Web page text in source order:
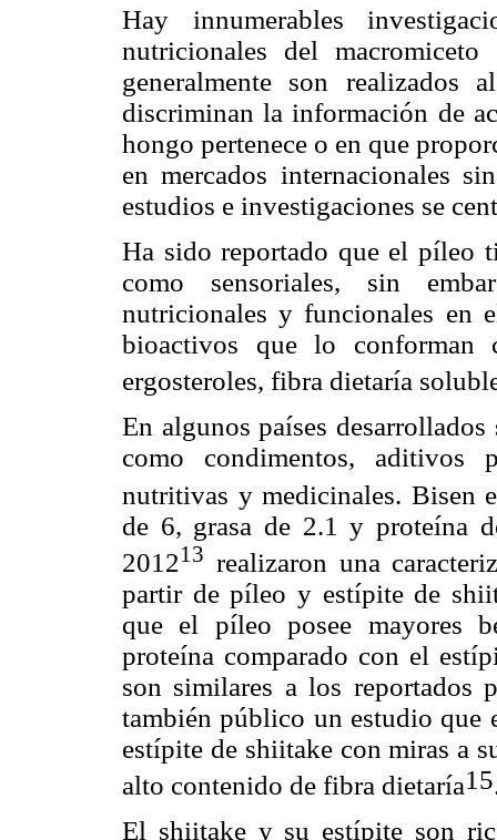
Hay innumerables
nutricionales del
generalmente son
discriminan la información de
hongo pertenece o en que
en mercados internacionales
estudios e investigaciones se
Ha sido reportado que el píleo
como sensoriales, sin
nutricionales y funcionales en
bioactivos que lo conforman
ergosteroles, fibra dietaría
En algunos países
como condimentos, aditivos
nutritivas y medicinales. Bisen
de 6, grasa de 2.1 y proteína
201213 realizaron una
partir de píleo y estípite de
que el píleo posee mayores
proteína comparado con el
son similares a los reportados
también público un estudio que
estípite de shiitake con miras a
alto contenido de fibra dietaría15
El shiitake y su estípite son